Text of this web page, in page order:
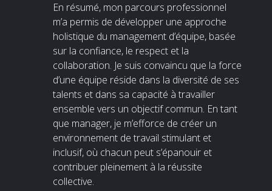
En résumé, mon parcours professionnel
m’a permis de développer une approche
holistique du management d’équipe, basée
sur la confiance, le respect et la
collaboration. Je suis convaincu que la force
d’une équipe réside dans la diversité de ses
talents et dans sa capacité à travailler
ensemble vers un objectif commun. En tant
que manager, je m’efforce de créer un
environnement de travail stimulant et
inclusif, où chacun peut s’épanouir et
contribuer pleinement à la réussite
collective.